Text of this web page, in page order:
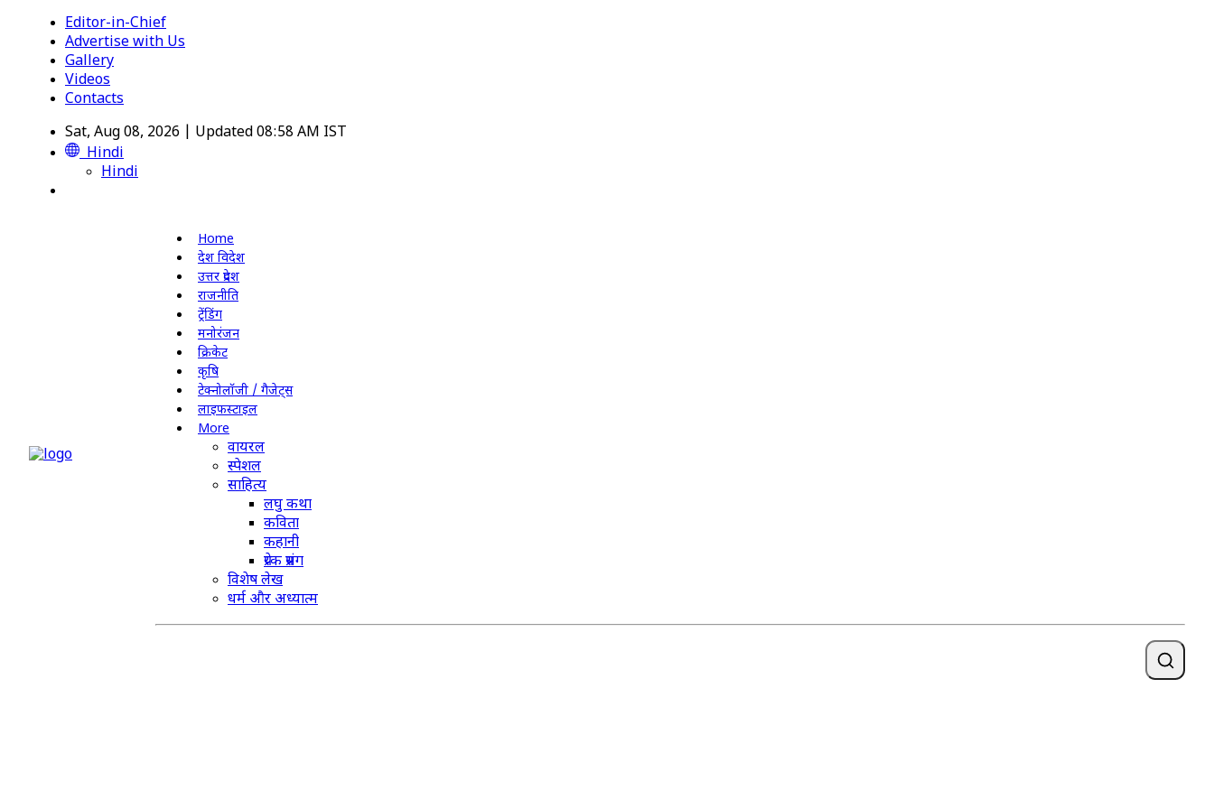
Editor-in-Chief
Advertise with Us
Gallery
Videos
Contacts
Sat, Aug 08, 2026 | Updated 08:58 AM IST
Hindi
Hindi
Home
देश विदेश
उत्तर प्रदेश
राजनीति
ट्रेंडिंग
मनोरंजन
क्रिकेट
कृषि
टेक्नोलॉजी / गैजेट्स
लाइफस्टाइल
More
वायरल
स्पेशल
साहित्य
लघु कथा
कविता
कहानी
प्रेरक प्रसंग
विशेष लेख
धर्म और अध्यात्म